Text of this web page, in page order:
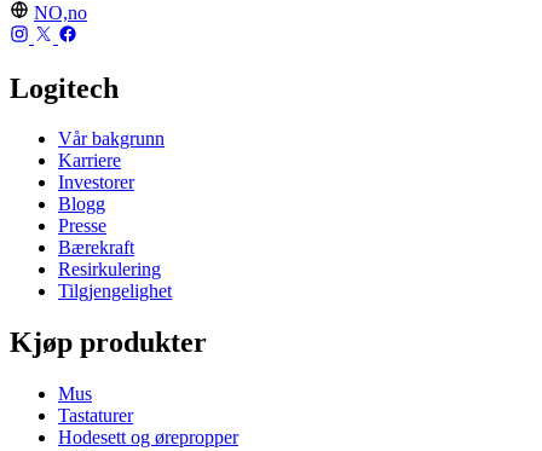
NO,no
Logitech
Vår bakgrunn
Karriere
Investorer
Blogg
Presse
Bærekraft
Resirkulering
Tilgjengelighet
Kjøp produkter
Mus
Tastaturer
Hodesett og ørepropper